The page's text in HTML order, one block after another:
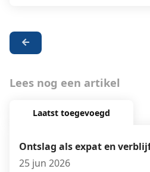
Lees nog een artikel
Laatst toegevoegd
Ontslag als expat en
25 jun 2026